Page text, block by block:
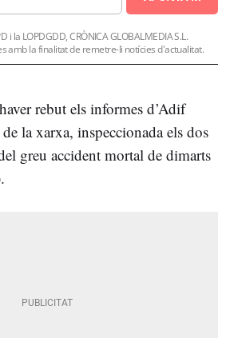
i la LOPDGDD, CRÒNICA GLOBALMEDIA S.L.
amb la finalitat de remetre-li notícies d'actualitat.
rebut els informes d’Adif
la xarxa, inspeccionada els dos
greu accident mortal de dimarts